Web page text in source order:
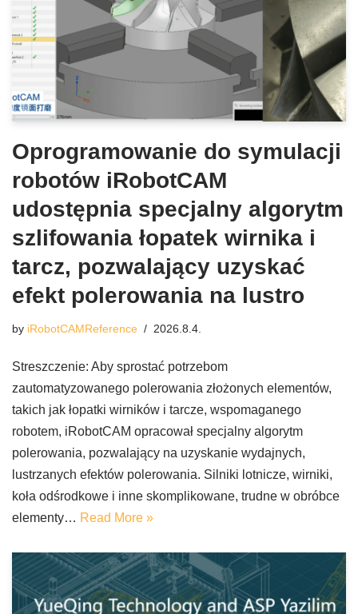
Oprogramowanie do symulacji
robotów iRobotCAM
udostępnia specjalny algorytm
szlifowania łopatek wirnika i
tarcz, pozwalający uzyskać
efekt polerowania na lustro
by iRobotCAMReference 2026.8.4.
Streszczenie: Aby sprostać potrzebom
zautomatyzowanego polerowania złożonych elementów,
takich jak łopatki wirników i tarcze, wspomaganego
robotem, iRobotCAM opracował specjalny algorytm
polerowania, pozwalający na uzyskanie wydajnych,
lustrzanych efektów polerowania. Silniki lotnicze, wirniki,
koła odśrodkowe i inne skomplikowane, trudne w obróbce
elementy… Read More »